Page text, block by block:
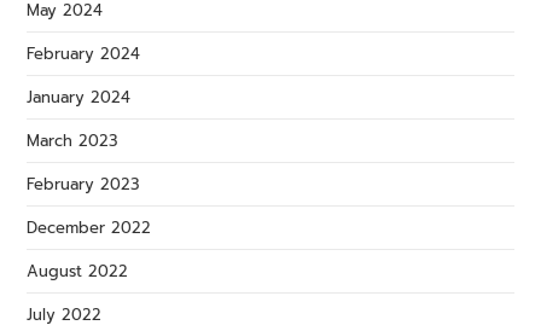
May 2024
February 2024
January 2024
March 2023
February 2023
December 2022
August 2022
July 2022